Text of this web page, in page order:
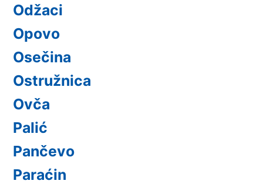
Odžaci
Opovo
Osečina
Ostružnica
Ovča
Palić
Pančevo
Paraćin